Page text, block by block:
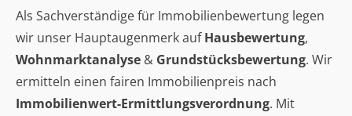
Als Sachverständige für Immobilienbewertung legen
wir unser Hauptaugenmerk aufHausbewertung,
Wohnmarktanalyse & Grundstücksbewertung. Wir
ermitteln einen fairen Immobilienpreis nach
Immobilienwert-Ermittlungsverordnung. Mit